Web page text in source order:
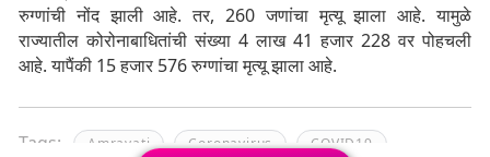
रुग्णांची नोंद झाली आहे. तर, 260 जणांचा मृत्यू झाला आहे. यामुळे
राज्यातील कोरोनाबाधितांची संख्या 4 लाख 41 हजार 228 वर पोहचली
आहे. यापैंकी 15 हजार 576 रुग्णांचा मृत्यू झाला आहे.
Tags: Amravati Coronavirus COVID19